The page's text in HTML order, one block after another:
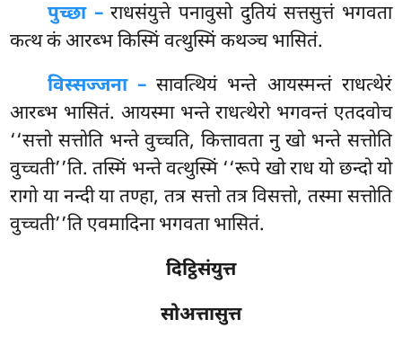
पुच्छा –राधसंयुत्ते पनावुसो दुतियं सत्तसुत्तं भगवता
कत्थ कं आरब्भ किस्मिं वत्थुस्मिं कथञ्च भासितं.
विस्सज्जना – सावत्थियं भन्ते आयस्मन्तं राधत्थेरं
आरब्भ भासितं. आयस्मा भन्ते राधत्थेरो भगवन्तं एतदवोच
‘‘सत्तो सत्तोति भन्ते वुच्चति, कित्तावता नु खो भन्ते सत्तोति
वुच्चती’’ति. तस्मिं भन्ते वत्थुस्मिं ‘‘रूपे खो राध यो छन्दो यो
रागो या नन्दी या तण्हा, तत्र सत्तो तत्र विसत्तो, तस्मा सत्तोति
वुच्चती’’ति एवमादिना भगवता भासितं.
दिट्ठिसंयुत्त
सोअत्तासुत्त